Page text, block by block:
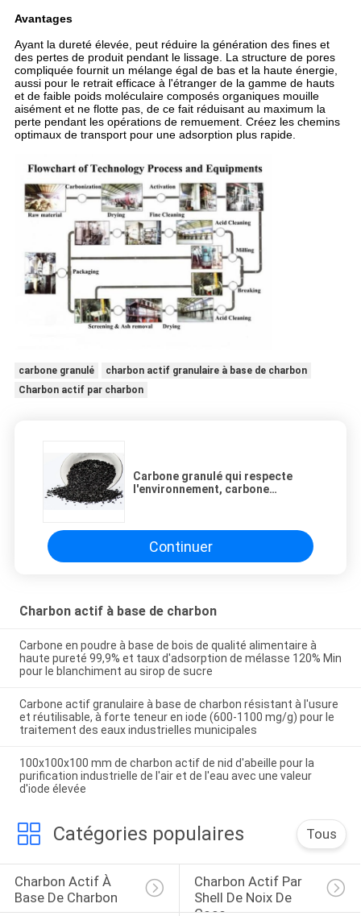
Avantages
Ayant la dureté élevée, peut réduire la génération des fines et
des pertes de produit pendant le lissage. La structure de pores
compliquée fournit un mélange égal de bas et la haute énergie,
aussi pour le retrait efficace à l'étranger de la gamme de hauts
et de faible poids moléculaire composés organiques mouille
aisément et ne flotte pas, de ce fait réduisant au maximum la
perte pendant les opérations de remuement. Créez les chemins
optimaux de transport pour une adsorption plus rapide.
carbone granulé
charbon actif granulaire à base de charbon
Charbon actif par charbon
Carbone granulé qui respecte
l'environnement, carbone
Continuer
Charbon actif à base de charbon
Carbone en poudre à base de bois de qualité alimentaire à
haute pureté 99,9% et taux d'adsorption de mélasse 120% Min
pour le blanchiment au sirop de sucre
Carbone actif granulaire à base de charbon résistant à l'usure
et réutilisable, à forte teneur en iode (600-1100 mg/g) pour le
traitement des eaux industrielles municipales
100x100x100 mm de charbon actif de nid d'abeille pour la
purification industrielle de l'air et de l'eau avec une valeur
d'iode élevée
Catégories populaires Tous
Charbon Actif À
Base De Charbon
Charbon Actif Par
Shell De Noix De